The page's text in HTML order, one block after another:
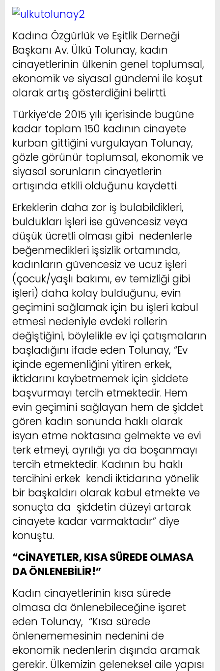
Kadına Özgürlük ve Eşitlik Derneği
Başkanı Av. Ülkü Tolunay, kadın
cinayetlerinin ülkenin genel toplumsal,
ekonomik ve siyasal gündemi ile koşut
olarak artış gösterdiğini belirtti.
Türkiye’de 2015 yılı içerisinde bugüne
kadar toplam 150 kadının cinayete
kurban gittiğini vurgulayan Tolunay,
gözle görünür toplumsal, ekonomik ve
siyasal sorunların cinayetlerin
artışında etkili olduğunu kaydetti.
Erkeklerin daha zor iş bulabildikleri,
buldukları işleri ise güvencesiz veya
düşük ücretli olması gibi nedenlerle
beğenmedikleri işsizlik ortamında,
kadınların güvencesiz ve ucuz işleri
(çocuk/yaşlı bakımı, ev temizliği gibi
işleri) daha kolay bulduğunu, evin
geçimini sağlamak için bu işleri kabul
etmesi nedeniyle evdeki rollerin
değiştiğini, böylelikle ev içi çatışmaların
başladığını ifade eden Tolunay, “Ev
içinde egemenliğini yitiren erkek,
iktidarını kaybetmemek için şiddete
başvurmayı tercih etmektedir. Hem
evin geçimini sağlayan hem de şiddet
gören kadın sonunda haklı olarak
isyan etme noktasına gelmekte ve evi
terk etmeyi, ayrılığı ya da boşanmayı
tercih etmektedir. Kadının bu haklı
tercihini erkek kendi iktidarına yönelik
bir başkaldırı olarak kabul etmekte ve
sonuçta da şiddetin düzeyi artarak
cinayete kadar varmaktadır” diye
konuştu.
“CİNAYETLER, KISA SÜREDE OLMASA
DA ÖNLENEBİLİR!”
Kadın cinayetlerinin kısa sürede
olmasa da önlenebileceğine işaret
eden Tolunay, “Kısa sürede
önlenememesinin nedenini de
ekonomik nedenlerin dışında aramak
gerekir. Ülkemizin geleneksel aile yapısı